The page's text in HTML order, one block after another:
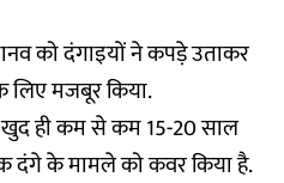
को दंगाइयों ने कपड़े उताकर
लिए मजबूर किया.
खुद ही कम से कम 15-20 साल
दंगे के मामले को कवर किया है.